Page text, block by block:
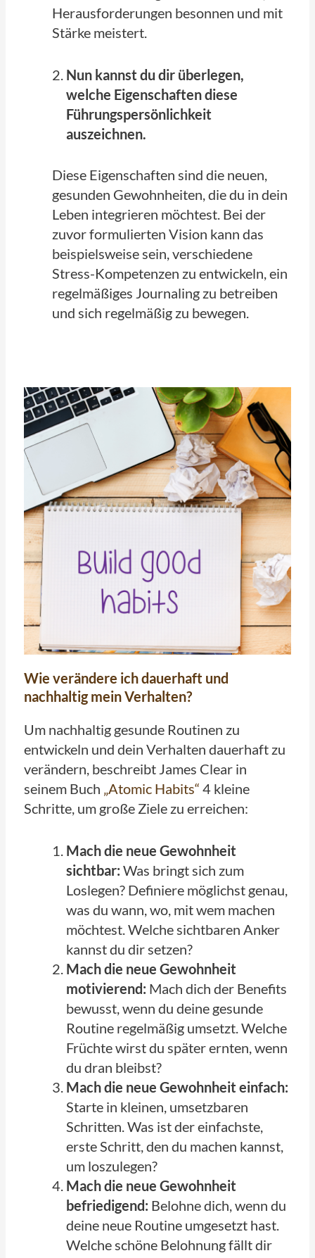
Herausforderungen besonnen und mit
Stärke meistert.
Nun kannst du dir überlegen,
welche Eigenschaften diese
Führungspersönlichkeit
auszeichnen.
Diese Eigenschaften sind die neuen,
gesunden Gewohnheiten, die du in dein
Leben integrieren möchtest. Bei der
zuvor formulierten Vision kann das
beispielsweise sein, verschiedene
Stress-Kompetenzen zu entwickeln, ein
regelmäßiges Journaling zu betreiben
und sich regelmäßig zu bewegen.
Wie verändere ich dauerhaft und
nachhaltig mein Verhalten?
Um nachhaltig gesunde Routinen zu
entwickeln und dein Verhalten dauerhaft zu
verändern, beschreibt James Clear in
seinem Buch „Atomic Habits“ 4 kleine
Schritte, um große Ziele zu erreichen:
Mach die neue Gewohnheit
sichtbar: Was bringt sich zum
Loslegen? Definiere möglichst genau,
was du wann, wo, mit wem machen
möchtest. Welche sichtbaren Anker
kannst du dir setzen?
Mach die neue Gewohnheit
motivierend: Mach dich der Benefits
bewusst, wenn du deine gesunde
Routine regelmäßig umsetzt. Welche
Früchte wirst du später ernten, wenn
du dran bleibst?
Mach die neue Gewohnheit einfach:
Starte in kleinen, umsetzbaren
Schritten. Was ist der einfachste,
erste Schritt, den du machen kannst,
um loszulegen?
Mach die neue Gewohnheit
befriedigend: Belohne dich, wenn du
deine neue Routine umgesetzt hast.
Welche schöne Belohnung fällt dir